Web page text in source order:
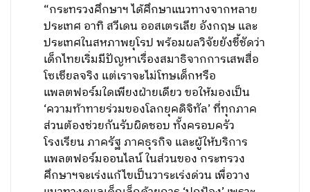
“กระทรวงศึกษาฯ ได้ศึกษาแนวทางจากหลาย
ประเทศ อาทิ สวีเดน ออสเตรเลีย อังกฤษ และ
ประเทศในสหภาพยุโรป พร้อมผลวิจัยยังชี้ชัดว่า
เด็กไทยเริ่มมีปัญหาเรื่องสมาธิจากการเสพสื่อ
โซเชียลจริง แต่เราจะไม่โทษเด็กหรือ
แพลตฟอร์มใดเพียงฝ่ายเดียว ขอให้มองเป็น
‘ความท้าทายร่วมของโลกยุคดิจิทัล’ ที่ทุกภาค
ส่วนต้องช่วยกันรับผิดชอบ ทั้งครอบครัว
โรงเรียน ภาครัฐ ภาคธุรกิจ และผู้ให้บริการ
แพลตฟอร์มออนไลน์ ในส่วนของ กระทรวง
ศึกษาฯจะเร่งแก้ไขเป็นวาระเร่งด่วน เพื่อวาง